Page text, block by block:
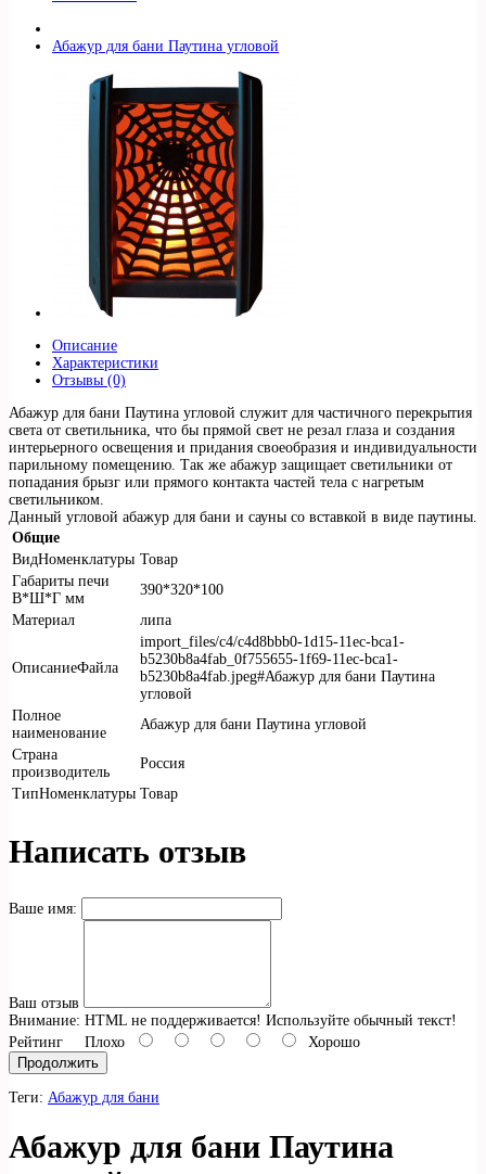
Абажур для бани Паутина угловой
Описание
Характеристики
Отзывы (0)
Абажур для бани Паутина угловой служит для частичного перекрытия
света от светильника, что бы прямой свет не резал глаза и создания
интерьерного освещения и придания своеобразия и индивидуальности
парильному помещению. Так же абажур защищает светильники от
попадания брызг или прямого контакта частей тела с нагретым
светильником.
Данный угловой абажур для бани и сауны со вставкой в виде паутины.
Общие
ВидНоменклатуры Товар
Габариты печи
В*Ш*Г мм
390*320*100
Материал
липа
ОписаниеФайла
import_files/c4/c4d8bbb0-1d15-11ec-bca1-
b5230b8a4fab_0f755655-1f69-11ec-bca1-
b5230b8a4fab.jpeg#Абажур для бани Паутина
угловой
Полное
наименование
Абажур для бани Паутина угловой
Страна
производитель
Россия
ТипНоменклатуры Товар
Написать отзыв
Ваше имя:
Ваш отзыв
Внимание: HTML не поддерживается! Используйте обычный текст!
Рейтинг Плохо
Хорошо
Продолжить
Теги: Абажур для бани
Абажур для бани Паутина